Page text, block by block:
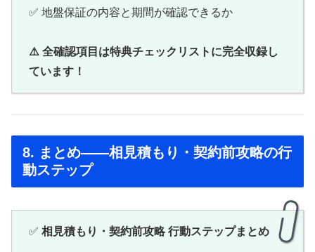
✅ 地盤保証の内容と期間が確認できるか
⚠️ 全確認項目は特典チェックリストに完全収録し
ています！
8. まとめ——相見積もり・契約前攻略の行
動ステップ
✅ 相見積もり・契約前攻略 行動ステップまとめ